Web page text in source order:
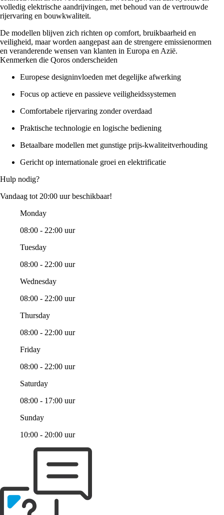
volledig elektrische aandrijvingen, met behoud van de vertrouwde
rijervaring en bouwkwaliteit.
De modellen blijven zich richten op comfort, bruikbaarheid en
veiligheid, maar worden aangepast aan de strengere emissienormen
en veranderende wensen van klanten in Europa en Azië.
Kenmerken die Qoros onderscheiden
Europese designinvloeden met degelijke afwerking
Focus op actieve en passieve veiligheidssystemen
Comfortabele rijervaring zonder overdaad
Praktische technologie en logische bediening
Betaalbare modellen met gunstige prijs-kwaliteitverhouding
Gericht op internationale groei en elektrificatie
Hulp nodig?
Vandaag tot 20:00 uur beschikbaar!
Monday
08:00 - 22:00 uur
Tuesday
08:00 - 22:00 uur
Wednesday
08:00 - 22:00 uur
Thursday
08:00 - 22:00 uur
Friday
08:00 - 22:00 uur
Saturday
08:00 - 17:00 uur
Sunday
10:00 - 20:00 uur